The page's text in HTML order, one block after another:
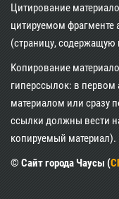
Цитирование
цитируемом фрагменте
(страницу,
Копирование
гиперссылок: в первом
материалом или сразу
ссылки должны вести
копируемый материал).
© Сайт города Чаусы (